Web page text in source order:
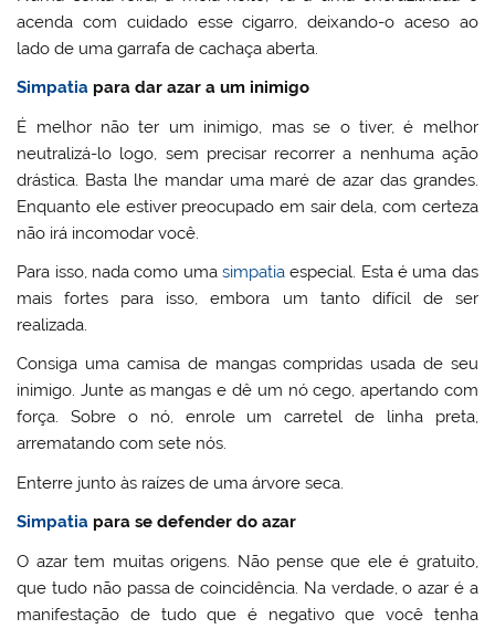
acenda com cuidado esse cigarro, deixando-o aceso ao
lado de uma garrafa de cachaça aberta.
Simpatia para dar azar a um inimigo
É melhor não ter um inimigo, mas se o tiver, é melhor
neutralizá-lo logo, sem precisar recorrer a nenhuma ação
drástica. Basta lhe mandar uma maré de azar das grandes.
Enquanto ele estiver preocupado em sair dela, com certeza
não irá incomodar você.
Para isso, nada como uma simpatia especial. Esta é uma das
mais fortes para isso, embora um tanto difícil de ser
realizada.
Consiga uma camisa de mangas compridas usada de seu
inimigo. Junte as mangas e dê um nó cego, apertando com
força. Sobre o nó, enrole um carretel de linha preta,
arrematando com sete nós.
Enterre junto às raízes de uma árvore seca.
Simpatia para se defender do azar
O azar tem muitas origens. Não pense que ele é gratuito,
que tudo não passa de coincidência. Na verdade, o azar é a
manifestação de tudo que é negativo que você tenha